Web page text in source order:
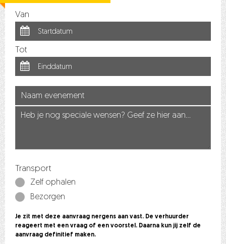
Van
Tot
Transport
Zelf ophalen
Bezorgen
Je zit met deze aanvraag nergens aan vast. De verhuurder
reageert met een vraag of een voorstel. Daarna kun jij zelf de
aanvraag definitief maken.